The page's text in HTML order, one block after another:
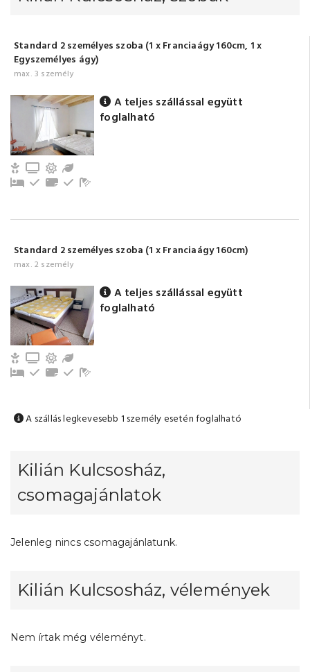
Standard 2 személyes szoba (1 x Franciaágy 160cm, 1 x
Egyszemélyes ágy)
max. 3 személy
Gyerek- és bababarát
TV Erkély/terasz
PótágyEvőeszközök, edények
Törölközők
Földszinti
A teljes szállással együtt
foglalható
Standard 2 személyes szoba (1 x Franciaágy 160cm)
max. 2 személy
Gyerek- és bababarát
TV Erkély/terasz
PótágyEvőeszközök, edények
Törölközők
Emeleti
A teljes szállással együtt
foglalható
A szállás legkevesebb 1 személy esetén foglalható
Kilián Kulcsosház,
csomagajánlatok
Jelenleg nincs csomagajánlatunk.
Kilián Kulcsosház, vélemények
Nem írtak még véleményt.